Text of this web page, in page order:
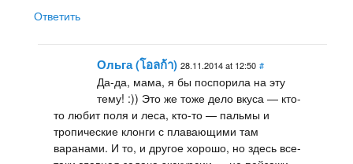
Ответить
Ольга (โอลก้า) 28.11.2014 at 12:50 #
Да-да, мама, я бы поспорила на эту
тему! :)) Это же тоже дело вкуса — кто-
то любит поля и леса, кто-то — пальмы и
тропические клонги с плавающими там
варанами. И то, и другое хорошо, но здесь все-